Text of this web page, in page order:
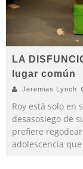
LA
lugar común
Jeremias Lynch
Roy está solo en
desasosiego de
prefiere
adolescencia